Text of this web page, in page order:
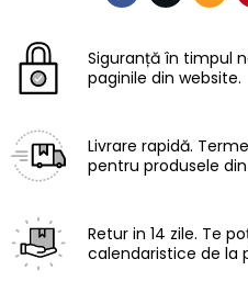
Siguranță în timpul
paginile din website.
Livrare rapidă.
pentru produsele
Retur in 14 zile. Te
calendaristice de la